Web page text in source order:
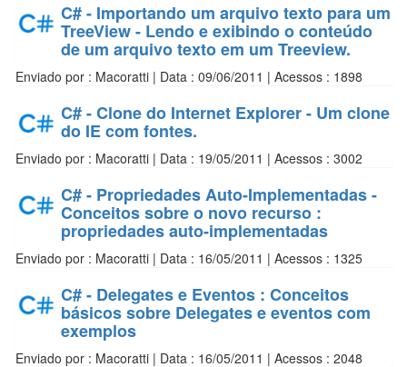
C# - Importando um arquivo texto para um
TreeView - Lendo e exibindo o conteúdo
de um arquivo texto em um Treeview.
Enviado por : Macoratti | Data : 09/06/2011 | Acessos : 1898
C# - Clone do Internet Explorer - Um clone
do IE com fontes.
Enviado por : Macoratti | Data : 19/05/2011 | Acessos : 3002
C# - Propriedades Auto-Implementadas -
Conceitos sobre o novo recurso :
propriedades auto-implementadas
Enviado por : Macoratti | Data : 16/05/2011 | Acessos : 1325
C# - Delegates e Eventos : Conceitos
básicos sobre Delegates e eventos com
exemplos
Enviado por : Macoratti | Data : 16/05/2011 | Acessos : 2048